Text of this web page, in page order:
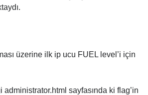
üzerine ilk ip ucu FUEL level’i için
sayfasında ki flag’in